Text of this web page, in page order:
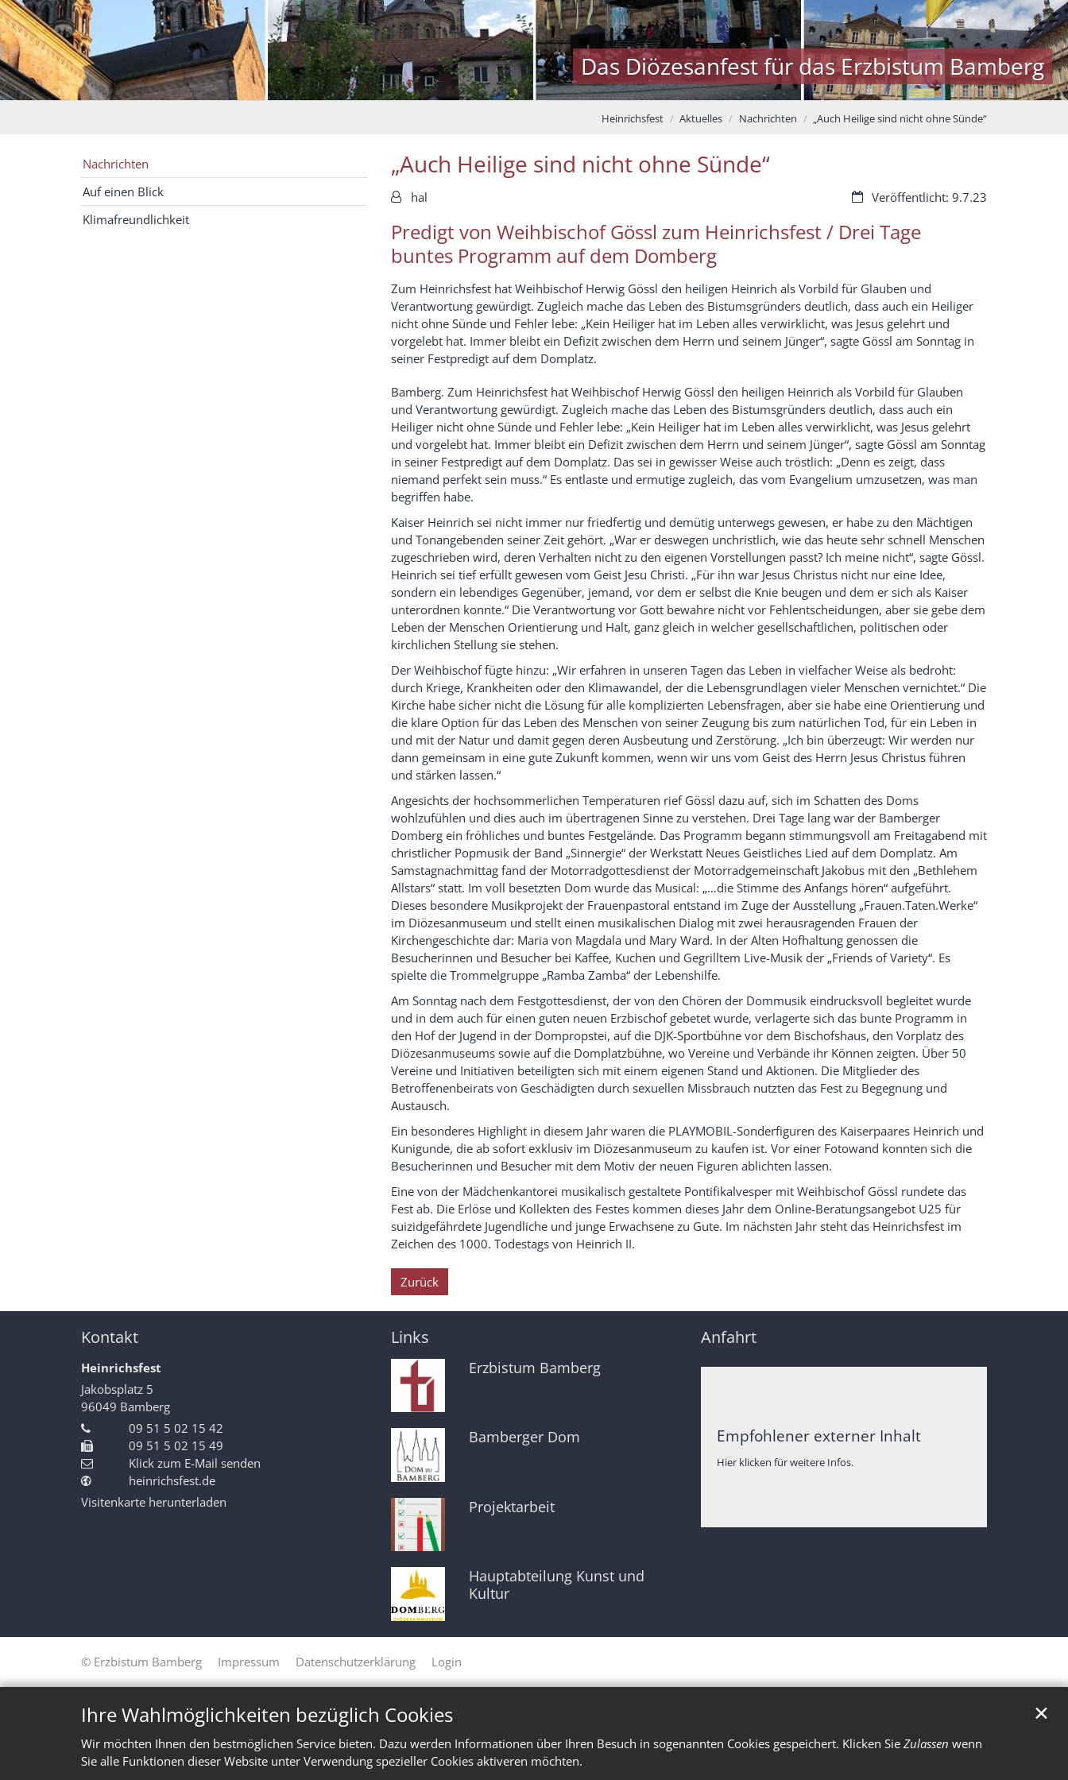
Ihre Wahlmöglichkeiten bezüglich Cookies
Wir möchten Ihnen den bestmöglichen Service bieten. Dazu werden Informationen über Ihren Besuch in sogenannten Cookies gespeichert. Klicken Sie Zulassen wenn
Sie alle Funktionen dieser Website unter Verwendung spezieller Cookies aktiveren möchten.
✕
Das Diözesanfest für das Erzbistum Bamberg
Heinrichsfest Aktuelles Nachrichten „Auch Heilige sind nicht ohne Sünde“
„Auch Heilige sind nicht ohne Sünde“
Datum:Veröffentlicht: 9.7.23
Von:hal
Predigt von Weihbischof Gössl zum Heinrichsfest / Drei Tage
buntes Programm auf dem Domberg
Zum Heinrichsfest hat Weihbischof Herwig Gössl den heiligen Heinrich als Vorbild für Glauben und
Verantwortung gewürdigt. Zugleich mache das Leben des Bistumsgründers deutlich, dass auch ein Heiliger
nicht ohne Sünde und Fehler lebe: „Kein Heiliger hat im Leben alles verwirklicht, was Jesus gelehrt und
vorgelebt hat. Immer bleibt ein Defizit zwischen dem Herrn und seinem Jünger“, sagte Gössl am Sonntag in
seiner Festpredigt auf dem Domplatz.
Bamberg. Zum Heinrichsfest hat Weihbischof Herwig Gössl den heiligen Heinrich als Vorbild für Glauben
und Verantwortung gewürdigt. Zugleich mache das Leben des Bistumsgründers deutlich, dass auch ein
Heiliger nicht ohne Sünde und Fehler lebe: „Kein Heiliger hat im Leben alles verwirklicht, was Jesus gelehrt
und vorgelebt hat. Immer bleibt ein Defizit zwischen dem Herrn und seinem Jünger“, sagte Gössl am Sonntag
in seiner Festpredigt auf dem Domplatz. Das sei in gewisser Weise auch tröstlich: „Denn es zeigt, dass
niemand perfekt sein muss.“ Es entlaste und ermutige zugleich, das vom Evangelium umzusetzen, was man
begriffen habe.
Kaiser Heinrich sei nicht immer nur friedfertig und demütig unterwegs gewesen, er habe zu den Mächtigen
und Tonangebenden seiner Zeit gehört. „War er deswegen unchristlich, wie das heute sehr schnell Menschen
zugeschrieben wird, deren Verhalten nicht zu den eigenen Vorstellungen passt? Ich meine nicht“, sagte Gössl.
Heinrich sei tief erfüllt gewesen vom Geist Jesu Christi. „Für ihn war Jesus Christus nicht nur eine Idee,
sondern ein lebendiges Gegenüber, jemand, vor dem er selbst die Knie beugen und dem er sich als Kaiser
unterordnen konnte.“ Die Verantwortung vor Gott bewahre nicht vor Fehlentscheidungen, aber sie gebe dem
Leben der Menschen Orientierung und Halt, ganz gleich in welcher gesellschaftlichen, politischen oder
kirchlichen Stellung sie stehen.
Der Weihbischof fügte hinzu: „Wir erfahren in unseren Tagen das Leben in vielfacher Weise als bedroht:
durch Kriege, Krankheiten oder den Klimawandel, der die Lebensgrundlagen vieler Menschen vernichtet.“ Die
Kirche habe sicher nicht die Lösung für alle komplizierten Lebensfragen, aber sie habe eine Orientierung und
die klare Option für das Leben des Menschen von seiner Zeugung bis zum natürlichen Tod, für ein Leben in
und mit der Natur und damit gegen deren Ausbeutung und Zerstörung. „Ich bin überzeugt: Wir werden nur
dann gemeinsam in eine gute Zukunft kommen, wenn wir uns vom Geist des Herrn Jesus Christus führen
und stärken lassen.“
Angesichts der hochsommerlichen Temperaturen rief Gössl dazu auf, sich im Schatten des Doms
wohlzufühlen und dies auch im übertragenen Sinne zu verstehen. Drei Tage lang war der Bamberger
Domberg ein fröhliches und buntes Festgelände. Das Programm begann stimmungsvoll am Freitagabend mit
christlicher Popmusik der Band „Sinnergie“ der Werkstatt Neues Geistliches Lied auf dem Domplatz. Am
Samstagnachmittag fand der Motorradgottesdienst der Motorradgemeinschaft Jakobus mit den „Bethlehem
Allstars“ statt. Im voll besetzten Dom wurde das Musical: „…die Stimme des Anfangs hören“ aufgeführt.
Dieses besondere Musikprojekt der Frauenpastoral entstand im Zuge der Ausstellung „Frauen.Taten.Werke“
im Diözesanmuseum und stellt einen musikalischen Dialog mit zwei herausragenden Frauen der
Kirchengeschichte dar: Maria von Magdala und Mary Ward. In der Alten Hofhaltung genossen die
Besucherinnen und Besucher bei Kaffee, Kuchen und Gegrilltem Live-Musik der „Friends of Variety“. Es
spielte die Trommelgruppe „Ramba Zamba“ der Lebenshilfe.
Am Sonntag nach dem Festgottesdienst, der von den Chören der Dommusik eindrucksvoll begleitet wurde
und in dem auch für einen guten neuen Erzbischof gebetet wurde, verlagerte sich das bunte Programm in
den Hof der Jugend in der Dompropstei, auf die DJK-Sportbühne vor dem Bischofshaus, den Vorplatz des
Diözesanmuseums sowie auf die Domplatzbühne, wo Vereine und Verbände ihr Können zeigten. Über 50
Vereine und Initiativen beteiligten sich mit einem eigenen Stand und Aktionen. Die Mitglieder des
Betroffenenbeirats von Geschädigten durch sexuellen Missbrauch nutzten das Fest zu Begegnung und
Austausch.
Ein besonderes Highlight in diesem Jahr waren die PLAYMOBIL-Sonderfiguren des Kaiserpaares Heinrich und
Kunigunde, die ab sofort exklusiv im Diözesanmuseum zu kaufen ist. Vor einer Fotowand konnten sich die
Besucherinnen und Besucher mit dem Motiv der neuen Figuren ablichten lassen.
Eine von der Mädchenkantorei musikalisch gestaltete Pontifikalvesper mit Weihbischof Gössl rundete das
Fest ab. Die Erlöse und Kollekten des Festes kommen dieses Jahr dem Online-Beratungsangebot U25 für
suizidgefährdete Jugendliche und junge Erwachsene zu Gute. Im nächsten Jahr steht das Heinrichsfest im
Zeichen des 1000. Todestags von Heinrich II.
Zurück
Nachrichten
Auf einen Blick
Klimafreundlichkeit
Kontakt
Heinrichsfest
Jakobsplatz 5
96049 Bamberg
09 51 5 02 15 42
09 51 5 02 15 49
Klick zum E-Mail senden
heinrichsfest.de
Visitenkarte herunterladen
Links
Erzbistum Bamberg
Bamberger Dom
Projektarbeit
Hauptabteilung Kunst und
Kultur
Anfahrt
Empfohlener externer Inhalt
Hier klicken für weitere Infos.
© Erzbistum Bamberg Impressum Datenschutzerklärung Login